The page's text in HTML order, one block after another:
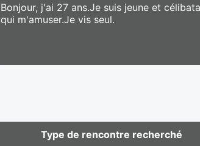
Bonjour, j'ai 27 ans.Je suis jeune et
qui m'amuser.Je vis seul.
Type de rencontre recherché